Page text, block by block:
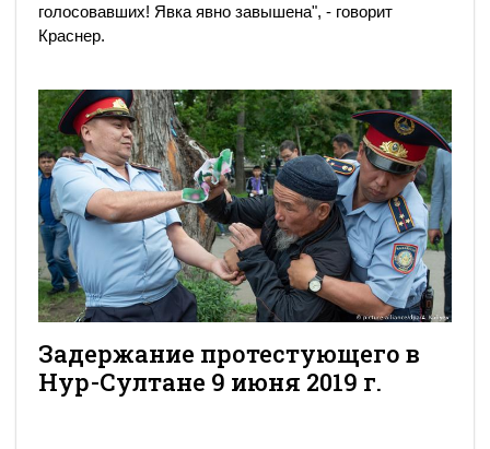
голосовавших! Явка явно завышена", - говорит
Краснер.
Задержание протестующего в
Нур-Султане 9 июня 2019 г.